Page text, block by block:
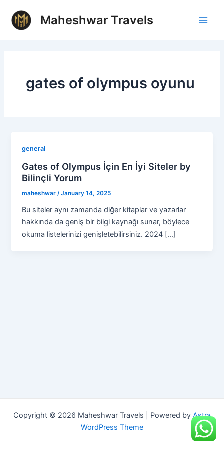
content
Maheshwar Travels
gates of olympus oyunu
general
Gates of Olympus İçin En İyi Siteler by
Bilinçli Yorum
maheshwar/January 14, 2025
Bu siteler aynı zamanda diğer kitaplar ve yazarlar
hakkında da geniş bir bilgi kaynağı sunar, böylece
okuma listelerinizi genişletebilirsiniz. 2024 […]
Copyright © 2026 Maheshwar Travels | Powered by Astra
WordPress Theme